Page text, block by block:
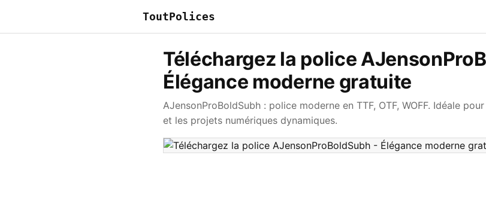
ToutPolices
Téléchargez la police
Élégance moderne gratuite
AJensonProBoldSubh : police moderne en TTF, OTF, WOFF. Idéale
et les projets numériques dynamiques.